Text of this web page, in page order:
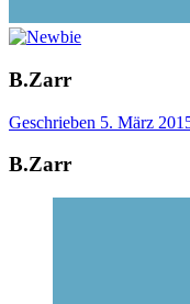
B.Zarr
Geschrieben 5. März
B.Zarr